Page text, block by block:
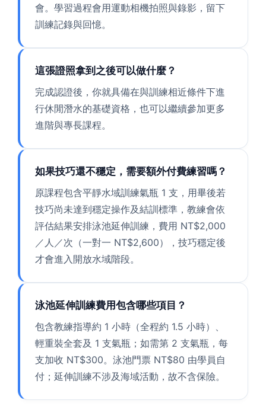
會。學習過程會用運動相機拍照與錄影，留下
訓練記錄與回憶。
這張證照拿到之後可以做什麼？
完成認證後，你就具備在與訓練相近條件下進
行休閒潛水的基礎資格，也可以繼續參加更多
進階與專長課程。
如果技巧還不穩定，需要額外付費練習嗎？
原課程包含平靜水域訓練氣瓶 1 支，用畢後若
技巧尚未達到穩定操作及結訓標準，教練會依
評估結果安排泳池延伸訓練，費用 NT$2,000
／人／次（一對一 NT$2,600），技巧穩定後
才會進入開放水域階段。
泳池延伸訓練費用包含哪些項目？
包含教練指導約 1 小時（全程約 1.5 小時）、
輕重裝全套及 1 支氣瓶；如需第 2 支氣瓶，每
支加收 NT$300。泳池門票 NT$80 由學員自
付；延伸訓練不涉及海域活動，故不含保險。